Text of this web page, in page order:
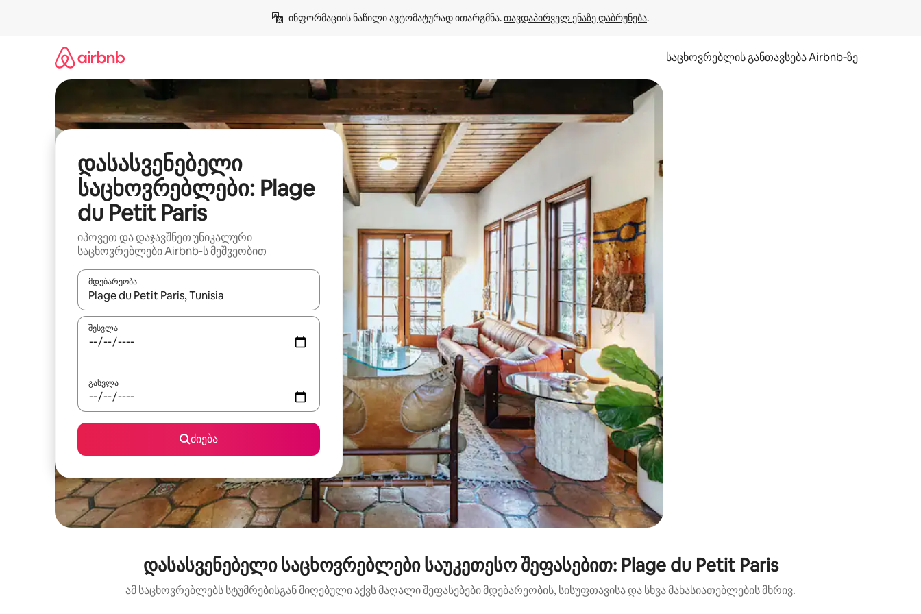
ინფორმაციის ნაწილი ავტომატურად ითარგმნა. თავდაპირველ ენაზე დაბრუნება.
საცხოვრებლის განთავსება Airbnb‑ზე
დასასვენებელი
საცხოვრებლები: Plage
du Petit Paris
იპოვეთ და დაჯავშნეთ უნიკალური
საცხოვრებლები Airbnb-ს მეშვეობით
მდებარეობა
როცა შედეგები ხელმისაწვდომი გახდება, ნავიგაციისთვის გამოიყენეთ კლავიშები ზემოთ/ქვემოთ მიმართული ისრებით ან შეხებისა თუ თითის გასმის ჟესტები.
შესვლა
გასვლა
ძიება
დასასვენებელი საცხოვრებლები საუკეთესო შეფასებით: Plage du Petit Paris
ამ საცხოვრებლებს სტუმრებისგან მიღებული აქვს მაღალი შეფასებები მდებარეობის, სისუფთავისა და სხვა მახასიათებლების მხრივ.